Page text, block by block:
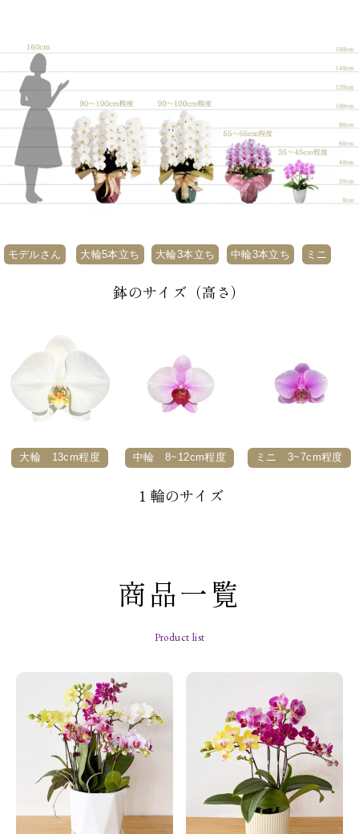
モデルさん 大輪5本立ち 大輪3本立ち 中輪3本立ち ミニ
鉢のサイズ（高さ）
大輪 13cm程度 中輪 8~12cm程度 ミニ 3~7cm程度
１輪のサイズ
商品一覧
Product list